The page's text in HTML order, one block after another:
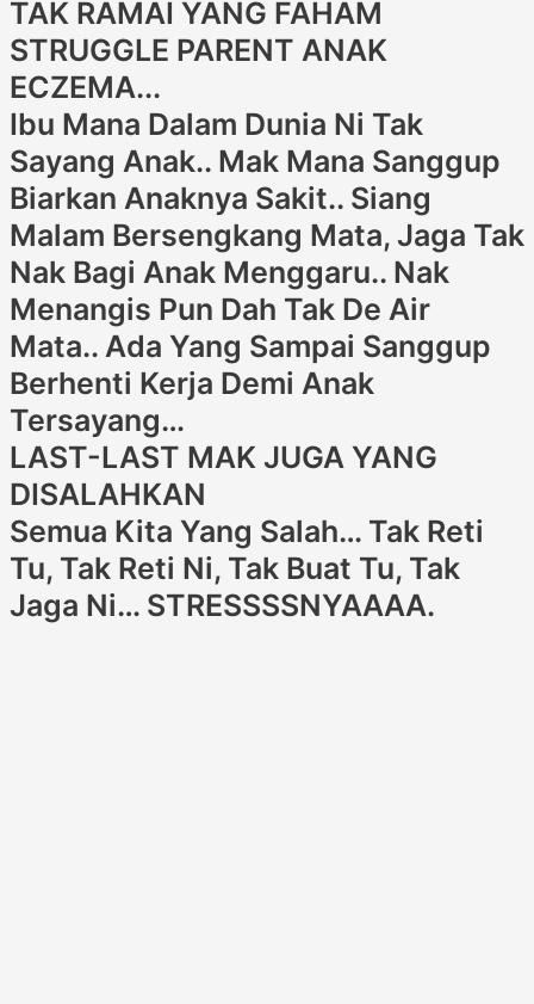
TAK RAMAI YANG FAHAM
STRUGGLE PARENT ANAK
ECZEMA...
Ibu Mana Dalam Dunia Ni Tak
Sayang Anak.. Mak Mana Sanggup
Biarkan Anaknya Sakit.. Siang
Malam Bersengkang Mata, Jaga Tak
Nak Bagi Anak Menggaru.. Nak
Menangis Pun Dah Tak De Air
Mata.. Ada Yang Sampai Sanggup
Berhenti Kerja Demi Anak
Tersayang…
LAST-LAST MAK JUGA YANG
DISALAHKAN
Semua Kita Yang Salah… Tak Reti
Tu, Tak Reti Ni, Tak Buat Tu, Tak
Jaga Ni… STRESSSSNYAAAA.